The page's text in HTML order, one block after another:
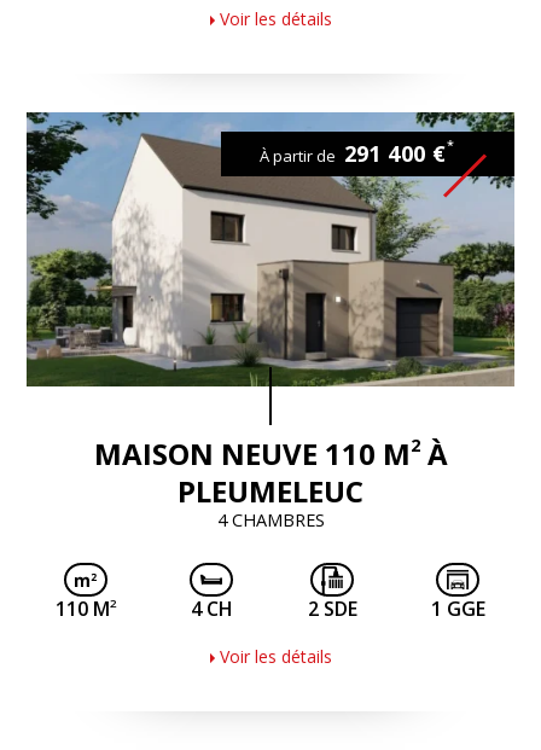
Voir les détails
MAISON NEUVE 110 M2À
PLEUMELEUC
4 CHAMBRES
À partir de 291 400 €*
110 M2 4 CH 2 SDE 1 GGE
Voir les détails